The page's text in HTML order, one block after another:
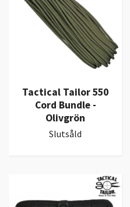
Tactical Tailor 550
Cord Bundle -
Olivgrön
Slutsåld